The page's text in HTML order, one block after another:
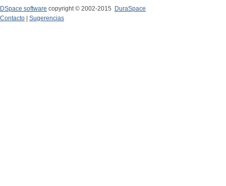
DSpace software copyright © 2002-2015
DuraSpace
Contacto
Sugerencias